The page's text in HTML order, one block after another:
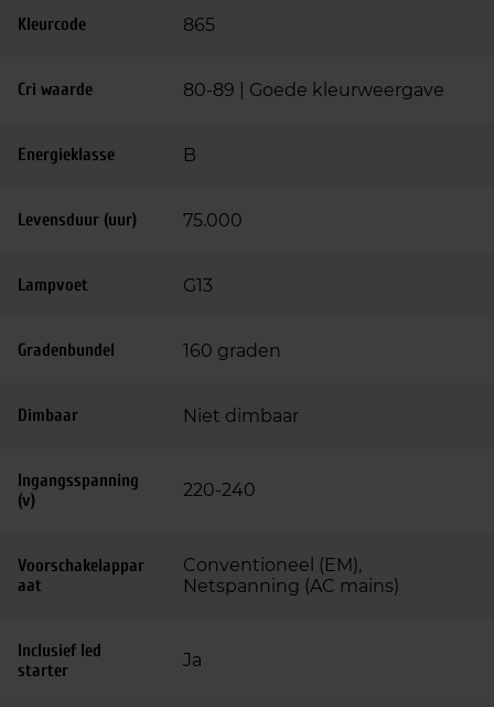
Kleurcode 865
Cri waarde 80-89 | Goede kleurweergave
Energieklasse B
Levensduur (uur) 75.000
Lampvoet G13
Gradenbundel 160 graden
Dimbaar Niet dimbaar
Ingangsspanning
(v)
220-240
Voorschakelappar
aat
Conventioneel (EM),
Netspanning (AC mains)
Inclusief led
starter
Ja